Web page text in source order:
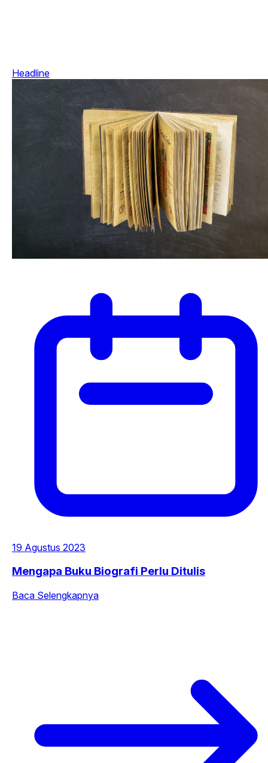
Headline
19 Agustus 2023
Mengapa Buku Biografi Perlu Ditulis
Baca Selengkapnya